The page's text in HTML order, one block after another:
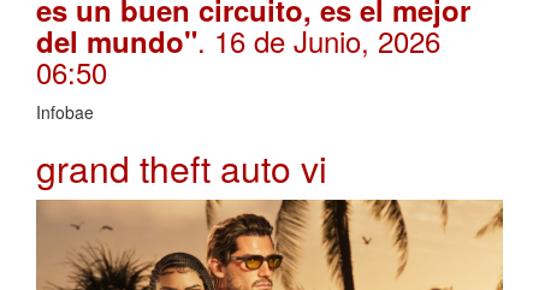
es un buen circuito, es el mejor
del mundo". 16 de Junio, 2026
06:50
Infobae
grand theft auto vi